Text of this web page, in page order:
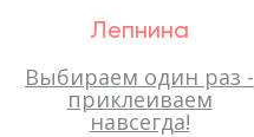
Лепнина
Выбираем один раз -
приклеиваем
навсегда!